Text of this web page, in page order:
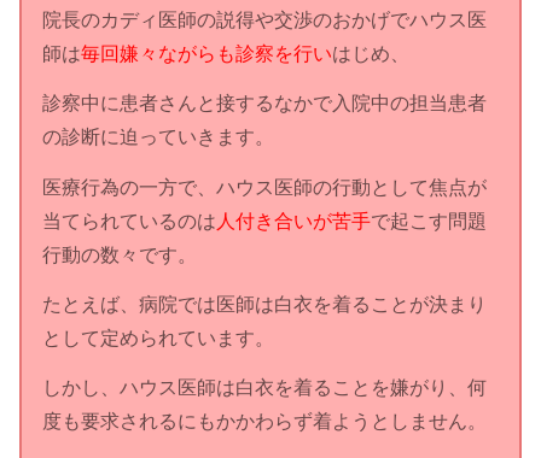
院長のカディ医師の説得や交渉のおかげでハウス医
師は毎回嫌々ながらも診察を行いはじめ、
診察中に患者さんと接するなかで入院中の担当患者
の診断に迫っていきます。
医療行為の一方で、ハウス医師の行動として焦点が
当てられているのは 人付き合いが苦手で起こす問題
行動の数々です。
たとえば、病院では医師は白衣を着ることが決まり
として定められています。
しかし、ハウス医師は白衣を着ることを嫌がり、何
度も要求されるにもかかわらず着ようとしません。